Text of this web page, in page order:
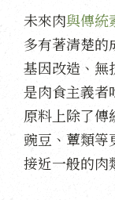
未來肉與傳統
多有著清楚的
基因改造、無
是肉食主義者
原料上除了傳
豌豆、蕈類等
接近一般的肉